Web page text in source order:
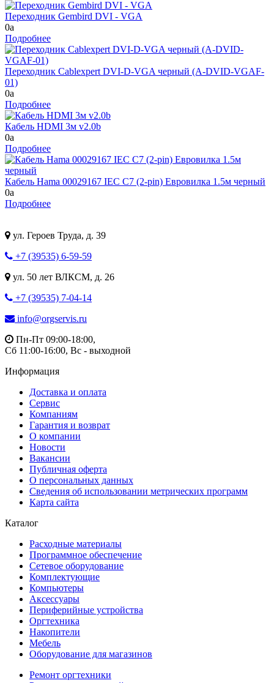
Переходник Gembird DVI - VGA
0a
Подробнее
Переходник Cablexpert DVI-D-VGA черный (A-DVID-VGAF-
01)
0a
Подробнее
Кабель HDMI 3м v2.0b
0a
Подробнее
Кабель Hama 00029167 IEC C7 (2-pin) Евровилка 1.5м черный
0a
Подробнее
ул. Героев Труда, д. 39
+7 (39535) 6-59-59
ул. 50 лет ВЛКСМ, д. 26
+7 (39535) 7-04-14
info@orgservis.ru
Пн-Пт 09:00-18:00,
Сб 11:00-16:00, Вс - выходной
Информация
Доставка и оплата
Сервис
Компаниям
Гарантия и возврат
О компании
Новости
Вакансии
Публичная оферта
О персональных данных
Сведения об использовании метрических программ
Карта сайта
Каталог
Расходные материалы
Программное обеспечение
Сетевое оборудование
Комплектующие
Компьютеры
Аксессуары
Периферийные устройства
Оргтехника
Накопители
Мебель
Оборудование для магазинов
Ремонт оргтехники